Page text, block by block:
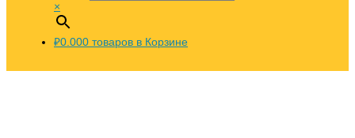
×
₽0.000 товаров в Корзине